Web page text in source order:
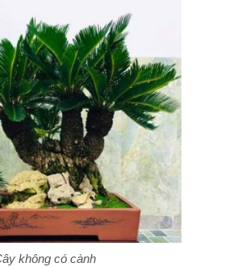
không có cành